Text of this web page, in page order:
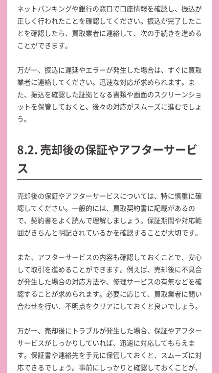
ネットバンキングや銀行の窓口で口座情報を確認し、振込が
正しく行われたことを確認してください。振込が完了したこ
とを確認したら、買取業者に連絡して、次の手続きを進める
ことができます。
万が一、振込に遅延やエラーが発生した場合は、すぐに買取
業者に連絡してください。迅速な対応が求められます。ま
た、振込を確認した証拠となる書類や画面のスクリーンショ
ットを保管しておくと、後々の対応がスムーズに進むでしょ
う。
8.2. 売却後の保証やアフターサービ
ス
売却後の保証やアフターサービスについては、特に慎重に確
認してください。一般的には、買取契約書に記載があるの
で、契約書をよく読んで理解しましょう。保証期間や対応範
囲がきちんと明記されているかを確認することが大切です。
また、アフターサービスの内容も確認しておくことで、安心
して取引を進めることができます。例えば、売却後に不具合
が発生した場合の対応方法や、修理サービスの有無などを確
認することが求められます。必要に応じて、買取業者に問い
合わせを行い、不明点をクリアにしておくと良いでしょう。
万が一、売却後にトラブルが発生した場合、保証やアフター
サービスがしっかりしていれば、迅速に対応してもらえま
す。保証書や連絡先を手元に保管しておくと、スムーズに対
応できるでしょう。事前にしっかりと確認しておくことが、